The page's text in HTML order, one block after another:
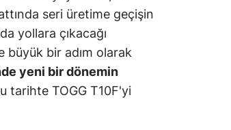
seri üretime geçişin
yollara çıkacağı
bir adım olarak
yeni bir dönemin
tarihte TOGG T10F'yi